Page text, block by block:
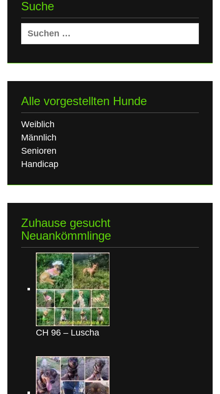
Suche
Suchen
nach:
Alle vorgestellten Hunde
Weiblich
Männlich
Senioren
Handicap
Zuhause gesucht
Neuankömmlinge
CH 96 – Luscha